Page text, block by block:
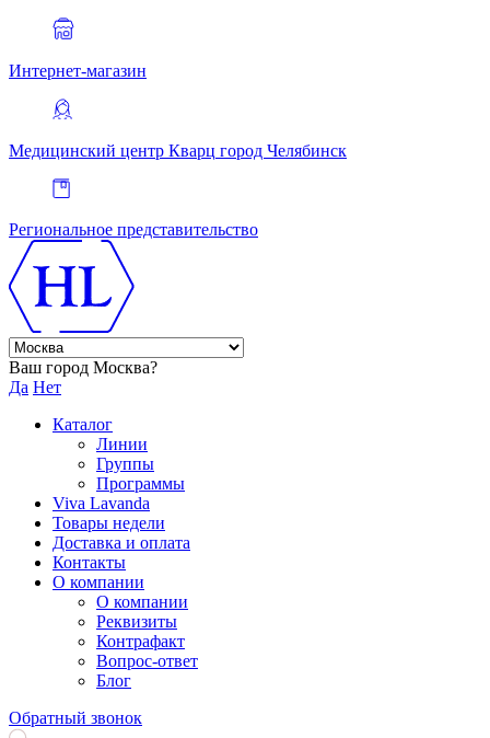
Интернет-магазин
Медицинский центр Кварц город Челябинск
Региональное представительство
Ваш город Москва?
Да Нет
Каталог
Линии
Группы
Программы
Viva Lavanda
Товары недели
Доставка и оплата
Контакты
О компании
О компании
Реквизиты
Контрафакт
Вопрос-ответ
Блог
Обратный звонок